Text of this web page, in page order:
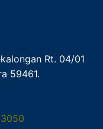
Rt. 04/01
59461.